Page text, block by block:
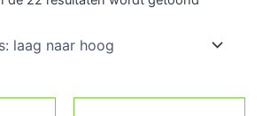
hoog
€ 3.000,00.Huidige prijs is: € 1.250,00. Oorspronkelijke prijs was: € 1.899,00.Huidige prijs is: €